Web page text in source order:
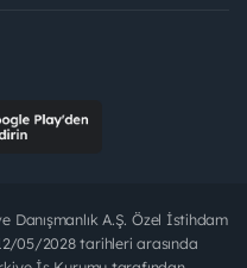
Danışmanlık A.Ş. Özel İstihdam
05/2028 tarihleri arasında